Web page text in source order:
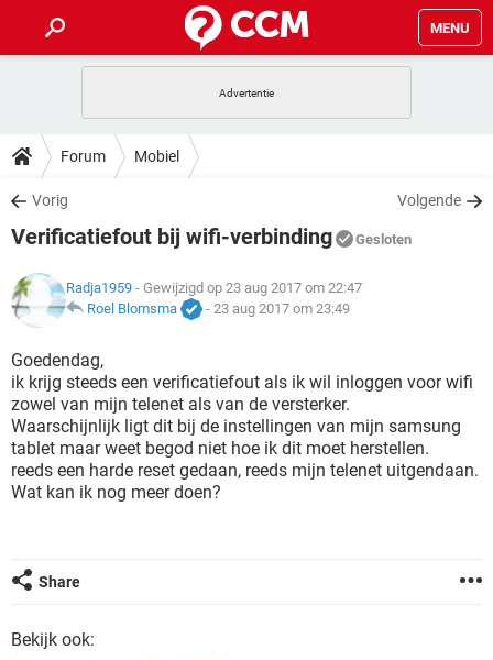
MENU
INSTAGRAM
NETFLIX
GRATIS SNAPCHAT
TIKTOK
HOW-TO
VIDEOBELLEN
GRATIS SNAPCHAT
TIKTOK
DOWNLOADS
VIDEOBELLEN GAMES
INSTAGRAM
NETFLIX CORONAVIRUS
GRATIS
TIKTOK
VIDEOBELLEN GAMES
INSTAGRAM
NETFLIX
GRATIS SNAPCHAT
TIKTOK
ARTIKELEN
VIDEOBELLEN
INSTAGRAM WINDOWS 10
NETFLIX CORONAVIRUS
GRATIS SNAPCHAT
TIKTOK
Forum Mobiel
Vorig Volgende
Verificatiefout bij wifi-verbinding Gesloten
Radja1959 - Gewijzigd op 23 aug 2017 om 22:47
Roel Blomsma
- 23 aug 2017 om 23:49
Goedendag,
ik krijg steeds een verificatiefout als ik wil inloggen voor wifi
zowel van mijn telenet als van de versterker.
Waarschijnlijk ligt dit bij de instellingen van mijn samsung
tablet maar weet begod niet hoe ik dit moet herstellen.
reeds een harde reset gedaan, reeds mijn telenet uitgendaan.
Wat kan ik nog meer doen?
Share
Bekijk ook: